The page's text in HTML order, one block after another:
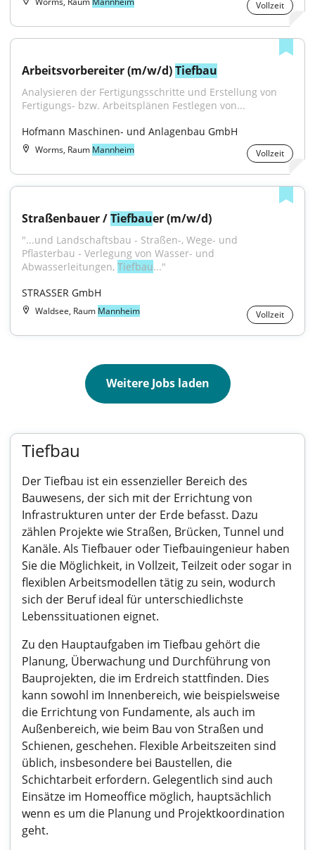
Vollzeit
Arbeitsvorbereiter (m/w/d) Tiefbau
Analysieren der Fertigungsschritte und Erstellung von
Fertigungs- bzw. Arbeitsplänen Festlegen von...
Hofmann Maschinen- und Anlagenbau GmbH
Worms, Raum Mannheim Vollzeit
Straßenbauer / Tiefbauer (m/w/d)
"...und Landschaftsbau - Straßen-, Wege- und
Pflasterbau - Verlegung von Wasser- und
Abwasserleitungen, Tiefbau..."
STRASSER GmbH
Waldsee, Raum Mannheim Vollzeit
Weitere Jobs laden
Tiefbau
Der Tiefbau ist ein essenzieller Bereich des
Bauwesens, der sich mit der Errichtung von
Infrastrukturen unter der Erde befasst. Dazu
zählen Projekte wie Straßen, Brücken, Tunnel und
Kanäle. Als Tiefbauer oder Tiefbauingenieur haben
Sie die Möglichkeit, in Vollzeit, Teilzeit oder sogar in
flexiblen Arbeitsmodellen tätig zu sein, wodurch
sich der Beruf ideal für unterschiedlichste
Lebenssituationen eignet.
Zu den Hauptaufgaben im Tiefbau gehört die
Planung, Überwachung und Durchführung von
Bauprojekten, die im Erdreich stattfinden. Dies
kann sowohl im Innenbereich, wie beispielsweise
die Errichtung von Fundamente, als auch im
Außenbereich, wie beim Bau von Straßen und
Schienen, geschehen. Flexible Arbeitszeiten sind
üblich, insbesondere bei Baustellen, die
Schichtarbeit erfordern. Gelegentlich sind auch
Einsätze im Homeoffice möglich, hauptsächlich
wenn es um die Planung und Projektkoordination
geht.